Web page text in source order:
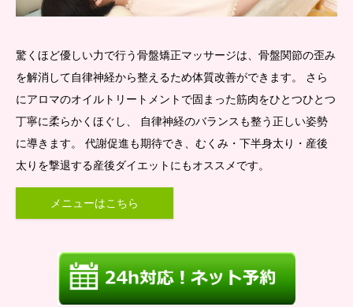
驚くほど優しい力で行う骨盤矯正マッサージは、骨盤関節の歪み
を解消して自律神経から整えるため体質改善ができます。 さら
にアロマのオイルトリートメントで固まった筋肉をひとつひとつ
丁寧に柔らかくほぐし、 自律神経のバランスも整う正しい姿勢
に導きます。 代謝促進も期待でき、むくみ・下半身太り・産後
太りを撃退する産後ダイエットにもオススメです。
メニューはこちら